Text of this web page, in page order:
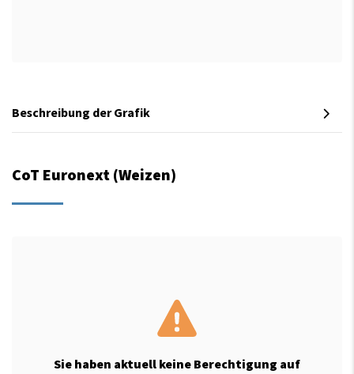
Beschreibung der Grafik
CoT Euronext (Weizen)
Sie haben aktuell keine Berechtigung auf